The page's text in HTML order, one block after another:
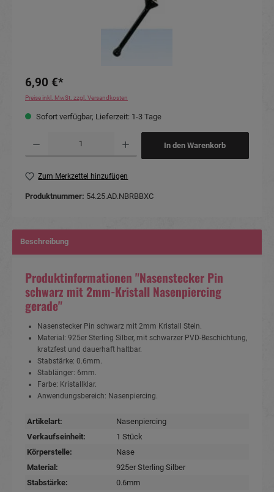
6,90 €*
Preise inkl. MwSt. zzgl. Versandkosten
Sofort verfügbar, Lieferzeit: 1-3 Tage
In den Warenkorb
Zum Merkzettel hinzufügen
Produktnummer: 54.25.AD.NBRBBXC
Beschreibung
Produktinformationen "Nasenstecker Pin
schwarz mit 2mm-Kristall Nasenpiercing
gerade"
Nasenstecker Pin schwarz mit 2mm Kristall Stein.
Material: 925er Sterling Silber, mit schwarzer PVD-Beschichtung,
kratzfest und dauerhaft haltbar.
Stabstärke: 0.6mm.
Stablänger: 6mm.
Farbe: Kristallklar.
Anwendungsbereich: Nasenpiercing.
Artikelart:
Nasenpiercing
Verkaufseinheit:
1 Stück
Körperstelle:
Nase
Material:
925er Sterling Silber
Stabstärke:
0.6mm